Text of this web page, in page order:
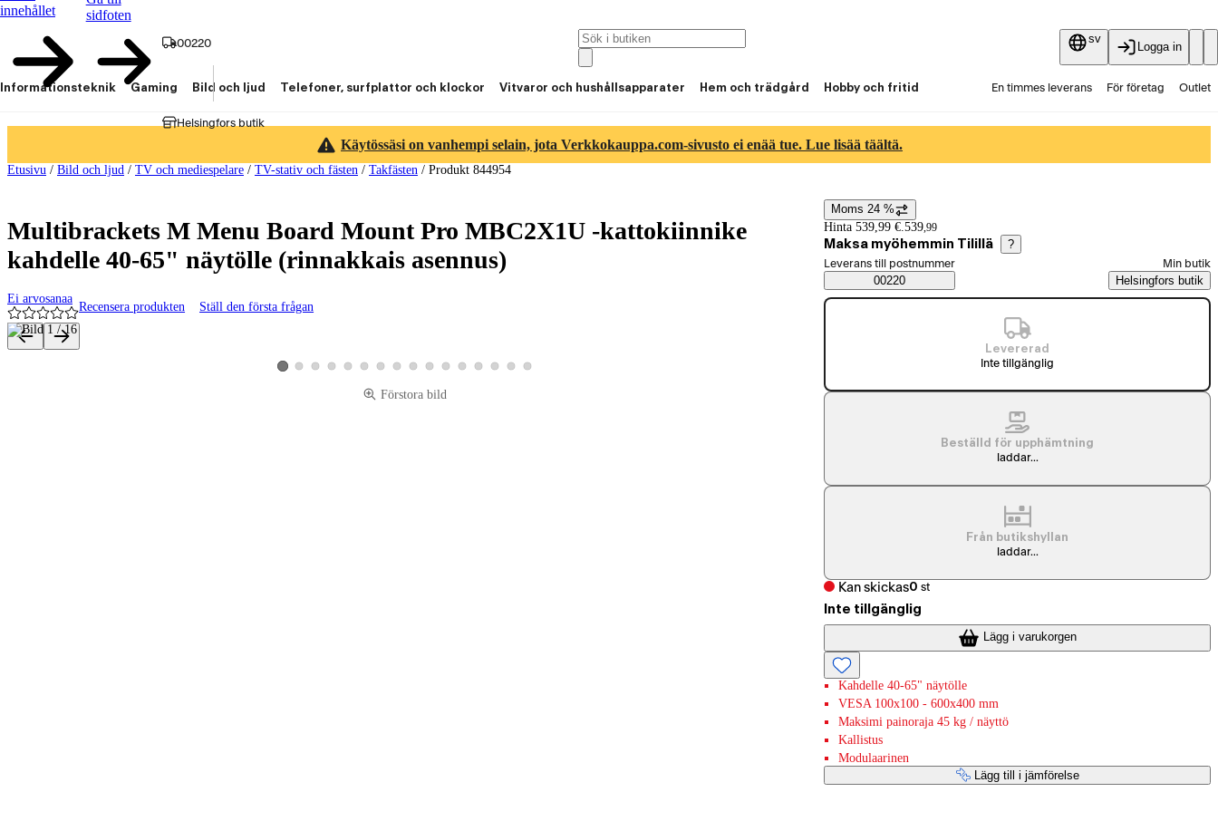
innehållet
sidfoten
00220
Helsingfors butik
sv
Logga in
Informationsteknik Gaming Bild och ljud Telefoner, surfplattor och klockor Vitvaror och hushållsapparater Hem och trädgård Hobby och fritid En timmes leverans För företag Outlet
Käytössäsi on vanhempi selain, jota Verkkokauppa.com-sivusto ei enää tue. Lue lisää täältä.
Etusivu / Bild och ljud / TV och mediespelare / TV-stativ och fästen / Takfästen / Produkt 844954
Multibrackets M Menu Board Mount Pro MBC2X1U -kattokiinnike
kahdelle 40-65" näytölle (rinnakkais asennus)
Ei arvosanaa
Recensera produkten Ställ den första frågan
Produktbilder och videor
Visa produktbild 1
Visa produktbild 2
Visa produktbild 3
Visa produktbild 4
Visa produktbild 5
Visa produktbild 6
Visa produktbild 7
Visa produktbild 8
Visa produktbild 9
Visa produktbild 10
Visa produktbild 11
Visa produktbild 12
Visa produktbild 13
Visa produktbild 14
Visa produktbild 15
Visa produktbild 16
Förstora bild
Prisinformation
Moms 24 %
Hinta 539,99 €.539,99
Maksa myöhemmin Tilillä ?
Saatavuustiedot
Välj beställningssätt
Leverans till postnummer
00220
Min butik
Helsingfors butik
Levererad
Inte tillgänglig
Beställd för upphämtning
laddar...
Från butikshyllan
laddar...
Kan skickas0 st
Inte tillgänglig
Lägg i varukorgen
Kahdelle 40-65" näytölle
VESA 100x100 - 600x400 mm
Maksimi painoraja 45 kg / näyttö
Kallistus
Modulaarinen
Lägg till i jämförelse